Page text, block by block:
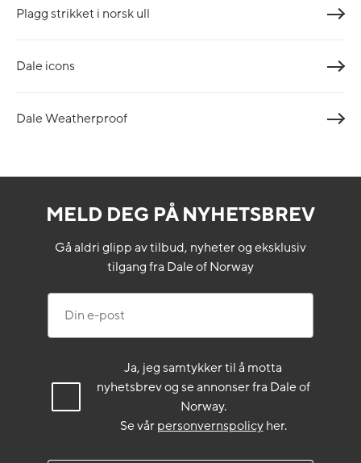
Plagg strikket i norsk ull
Dale icons
Dale Weatherproof
MELD DEG PÅ NYHETSBREV
Gå aldri glipp av tilbud, nyheter og eksklusiv
tilgang fra Dale of Norway
Ja, jeg samtykker til å motta
nyhetsbrev og se annonser fra Dale of
Norway.
Se vårpersonvernspolicyher.